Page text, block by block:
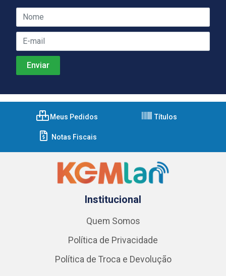
Meus Pedidos Títulos
Notas Fiscais
Institucional
Quem Somos
Política de Privacidade
Política de Troca e Devolução